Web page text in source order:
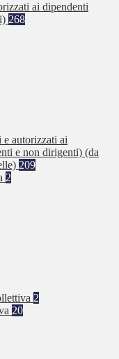
ai dipendenti
268
autorizzati ai
e non dirigenti) (da
209
2
2
20